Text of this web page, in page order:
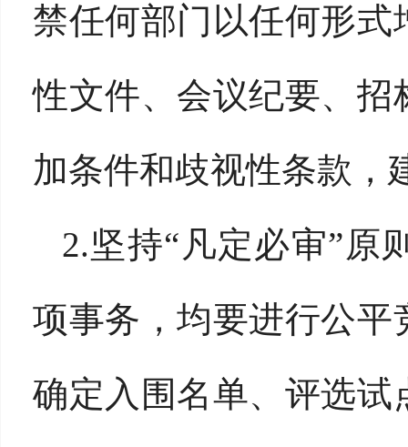
禁任何部门以任何形
性文件、会议纪要、
加条件和歧视性条款，
2.坚持“凡定必审”原
项事务，均要进行公
确定入围名单、评选